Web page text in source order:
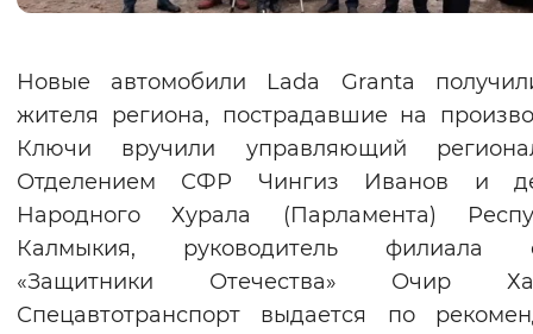
Воспроизвести Остановить
Вернуть стандартные настройки
Новые автомобили Lada Granta
жителя региона, пострадавшие на
Ключи вручили управляющий
Отделением СФР Чингиз Иванов и
Народного Хурала (Парламента)
Калмыкия, руководитель филиала
«Защитники Отечества» Очир
Спецавтотранспорт выдается по